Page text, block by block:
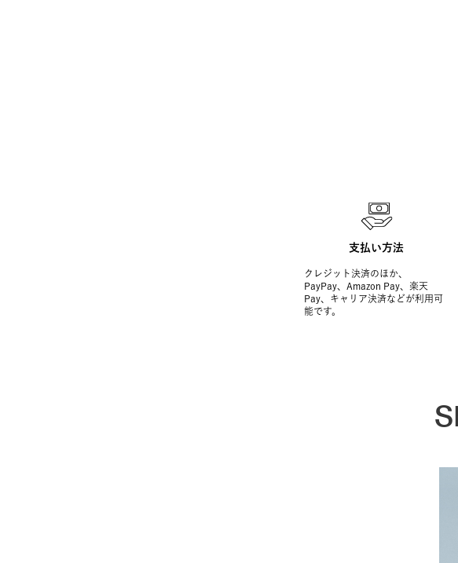
支払い方法
クレジット決済のほか、
PayPay、Amazon Pay、楽天
Pay、キャリア決済などが利用可
能です。